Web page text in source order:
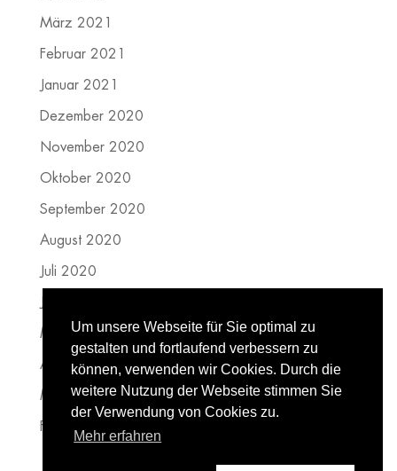
März 2021
Februar 2021
Januar 2021
Dezember 2020
November 2020
Oktober 2020
September 2020
August 2020
Juli 2020
Mai 2020
April 2020
März 2020
Februar 2020
Um unsere Webseite für Sie optimal zu
gestalten und fortlaufend verbessern zu
können, verwenden wir Cookies. Durch die
weitere Nutzung der Webseite stimmen Sie
der Verwendung von Cookies zu.
Mehr erfahren